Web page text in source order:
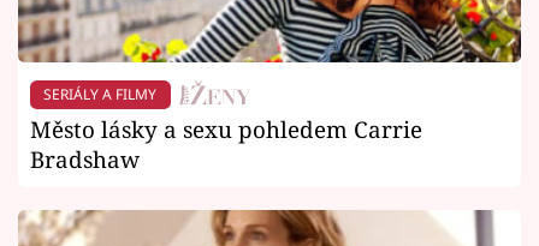
SERIÁLY A FILMY
Město lásky a sexu pohledem Carrie
Bradshaw